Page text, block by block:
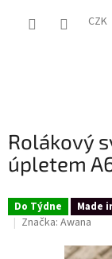
CZK
Rolákový
úpletem
Do Týdne Made
Značka: Awana